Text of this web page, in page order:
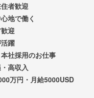
者歓迎
地で働く
迎
躍
社採用のお仕事
高収入
万円・月給5000USD